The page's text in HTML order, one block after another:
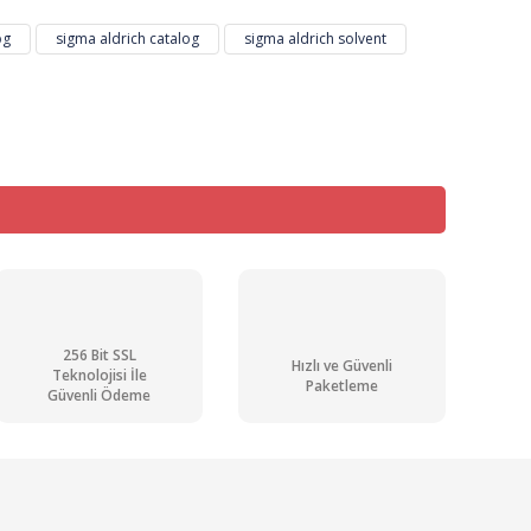
sigma aldrich catalog
sigma aldrich solvent
256 Bit SSL
Teknolojisi İle
Güvenli Ödeme
Hızlı ve Güvenli
Paketleme